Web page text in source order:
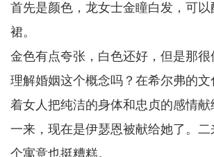
首先是颜色，龙女士金瞳白发，可以
裙。
金色有点夸张，白色还好，但是那
理解婚姻这个概念吗？在希尔弗的
着女人把纯洁的身体和忠贞的感情献
一来，现在是伊瑟恩被献给她了。
个寓意也挺糟糕。